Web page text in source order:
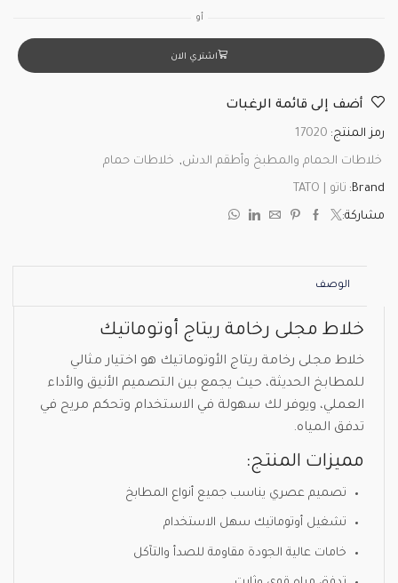
أو
اشتري الان
أضف إلى قائمة الرغبات
رمز المنتج: 17020
خلاطات الحمام والمطبخ وأطقم الدش, خلاطات حمام
Brand: تاتو | TATO
مشاركة:
الوصف
خلاط مجلى رخامة ريتاج أوتوماتيك
خلاط مجلى رخامة ريتاج الأوتوماتيك هو اختيار مثالي
للمطابخ الحديثة، حيث يجمع بين التصميم الأنيق والأداء
العملي، ويوفر لك سهولة في الاستخدام وتحكم مريح في
تدفق المياه.
مميزات المنتج:
تصميم عصري يناسب جميع أنواع المطابخ
تشغيل أوتوماتيك سهل الاستخدام
خامات عالية الجودة مقاومة للصدأ والتآكل